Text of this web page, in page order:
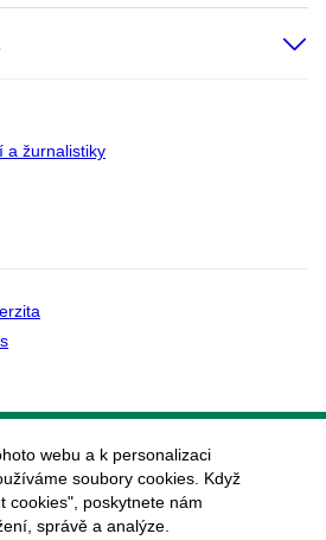
a žurnalistiky
webu a k personalizaci
soubory cookies. Když
cookies", poskytnete nám
správě a analýze.